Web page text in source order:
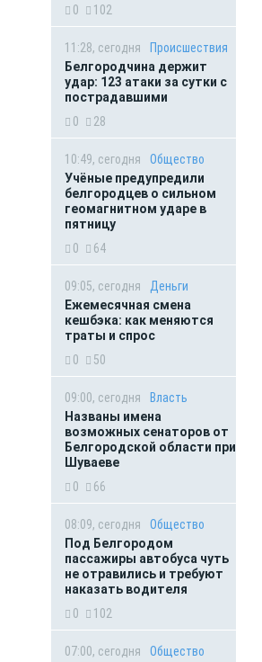
0
102
11:28, сегодня
Происшествия
Белгородчина держит
удар: 123 атаки за сутки с
пострадавшими
0
28
10:49, сегодня
Общество
Учёные предупредили
белгородцев о сильном
геомагнитном ударе в
пятницу
0
64
09:05, сегодня
Деньги
Ежемесячная смена
кешбэка: как меняются
траты и спрос
0
50
09:00, сегодня
Власть
Названы имена
возможных сенаторов от
Белгородской области при
Шуваеве
0
66
08:09, сегодня
Общество
Под Белгородом
пассажиры автобуса чуть
не отравились и требуют
наказать водителя
0
102
07:00, сегодня
Общество